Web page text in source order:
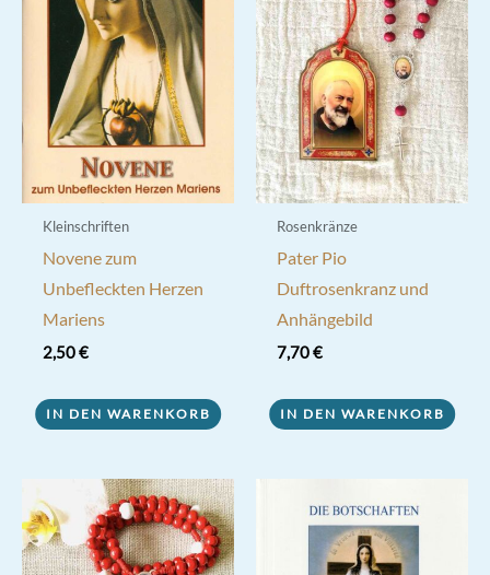
Kleinschriften
Novene zum
Unbefleckten Herzen
Mariens
2,50€
IN DEN WARENKORB
Rosenkränze
Pater Pio
Duftrosenkranz und
Anhängebild
7,70€
IN DEN WARENKORB